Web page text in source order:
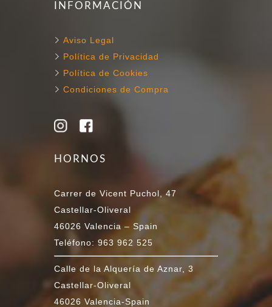
INFORMACIÓN
Aviso Legal
Política de Privacidad
Política de Cookies
Condiciones de Compra
HORNOS
Carrer de Vicent Puchol, 47
Castellar-Oliveral
46026 Valencia – Spain
Teléfono: 963 962 525
Calle de la Alquería de Aznar, 3
Castellar-Oliveral
46026 Valencia-Spain